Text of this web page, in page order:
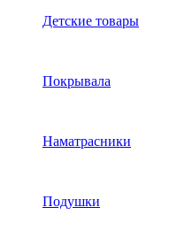
Детские товары
Покрывала
Наматрасники
Подушки